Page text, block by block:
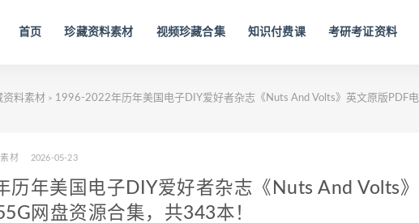
首页 珍藏资料素材 视频珍藏合集 知识付费课 考研考证资料
资料素材 > 1996-2022年历年美国电子DIY爱好者杂志《Nuts And Volts》英文原版PDF
材 2026-05-23
历年美国电子DIY爱好者杂志《Nuts And Volts
网盘资源合集，共343本！